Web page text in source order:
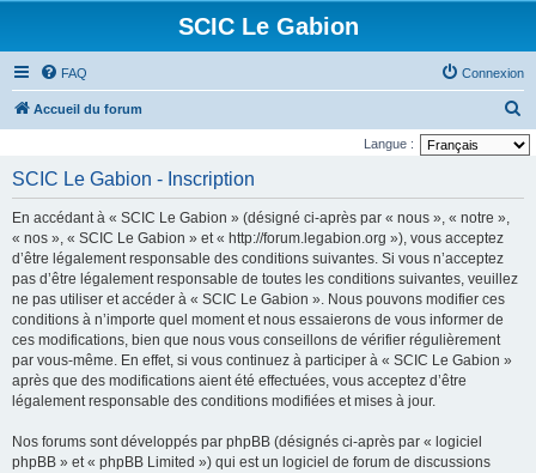
SCIC Le Gabion
FAQ Connexion
Accueil du forum
e
Langue :
SCIC Le Gabion - Inscription
En accédant à « SCIC Le Gabion » (désigné ci-après par « nous », « notre »,
« nos », « SCIC Le Gabion » et « http://forum.legabion.org »), vous acceptez
d’être légalement responsable des conditions suivantes. Si vous n’acceptez
pas d’être légalement responsable de toutes les conditions suivantes, veuillez
ne pas utiliser et accéder à « SCIC Le Gabion ». Nous pouvons modifier ces
conditions à n’importe quel moment et nous essaierons de vous informer de
ces modifications, bien que nous vous conseillons de vérifier régulièrement
par vous-même. En effet, si vous continuez à participer à « SCIC Le Gabion »
après que des modifications aient été effectuées, vous acceptez d’être
légalement responsable des conditions modifiées et mises à jour.
Nos forums sont développés par phpBB (désignés ci-après par « logiciel
phpBB » et « phpBB Limited ») qui est un logiciel de forum de discussions